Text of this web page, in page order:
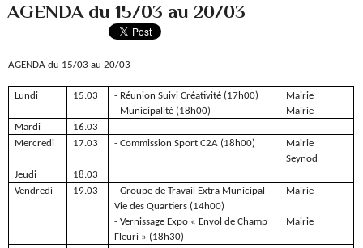
AGENDA du 15/03 au 20/03
AGENDA du 15/03 au 20/03
Lundi 15.03
- Réunion Suivi Créativité (17h00)
- Municipalité (18h00)
Mairie
Mairie
Mardi
16.03
Mercredi
17.03 - Commission Sport C2A (18h00)
Mairie
Seynod
Jeudi
18.03
Vendredi
19.03
- Groupe de Travail Extra Municipal -
Vie des Quartiers (14h00)
- Vernissage Expo « Envol de Champ
Fleuri » (18h30)
Mairie
Mairie